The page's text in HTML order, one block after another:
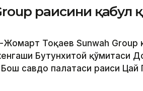
раисини қабул
Жомарт Тоқаев Sunwah Group
Бутунхитой қўмитаси
савдо палатаси раиси Цай